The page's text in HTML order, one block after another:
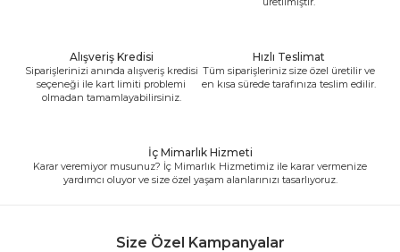
Alışveriş Kredisi
Siparişlerinizi anında alışveriş kredisi
seçeneği ile kart limiti problemi
olmadan tamamlayabilirsiniz.
Hızlı Teslimat
Tüm siparişleriniz size özel üretilir ve
en kısa sürede tarafınıza teslim edilir.
İç Mimarlık Hizmeti
Karar veremiyor musunuz? İç Mimarlık Hizmetimiz ile karar vermenize
yardımcı oluyor ve size özel yaşam alanlarınızı tasarlıyoruz.
Size Özel Kampanyalar